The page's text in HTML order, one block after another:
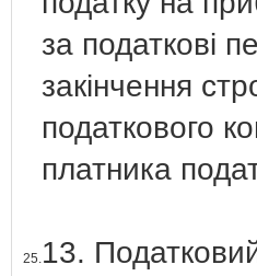
за податкові
закінчення
податкового
платника
25.13.